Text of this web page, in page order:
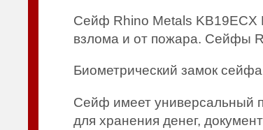
Сейф Rhino Metals KB19ECX
взлома и от пожара. Сейфы
Биометрический замок
Сейф имеет универсальный
для хранения денег,